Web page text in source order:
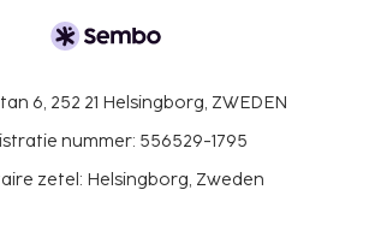
6, 252 21 Helsingborg, ZWEDEN
nummer: 556529-1795
zetel: Helsingborg, Zweden